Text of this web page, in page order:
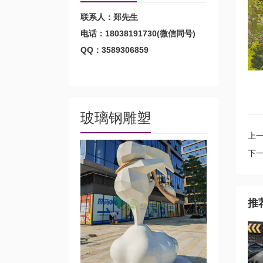
联系人：郑先生
电话：18038191730(微信同号)
QQ：3589306859
玻璃钢雕塑
上
下
推